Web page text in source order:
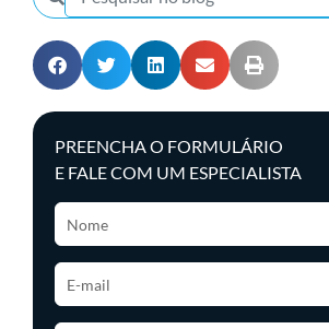
PREENCHA O FORMULÁRIO
E FALE COM UM ESPECIALISTA